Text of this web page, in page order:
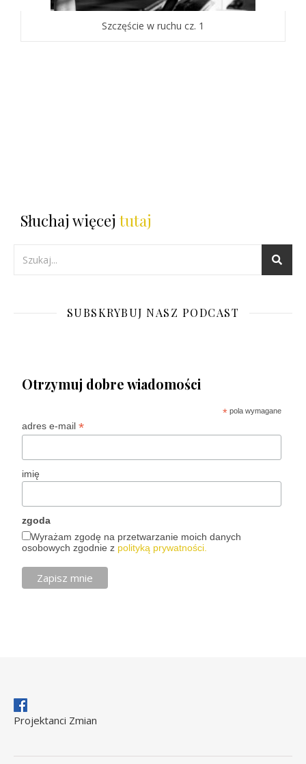
Szczęście w ruchu cz. 1
Słuchaj więcej tutaj
SUBSKRYBUJ NASZ PODCAST
Otrzymuj dobre wiadomości
* pola wymagane
adres e-mail*
imię
zgoda
Wyrażam zgodę na przetwarzanie moich danych
osobowych zgodnie z polityką prywatności.
Projektanci Zmian